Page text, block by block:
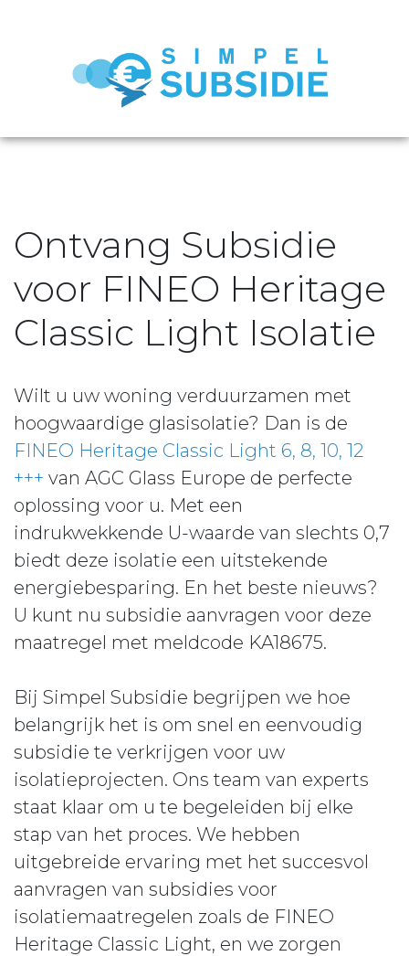
Ontvang Subsidie
voor FINEO Heritage
Classic Light Isolatie
Wilt u uw woning verduurzamen met
hoogwaardige glasisolatie? Dan is de
FINEO Heritage Classic Light 6, 8, 10, 12
+++ van AGC Glass Europe de perfecte
oplossing voor u. Met een
indrukwekkende U-waarde van slechts 0,7
biedt deze isolatie een uitstekende
energiebesparing. En het beste nieuws?
U kunt nu subsidie aanvragen voor deze
maatregel met meldcode KA18675.
Bij Simpel Subsidie begrijpen we hoe
belangrijk het is om snel en eenvoudig
subsidie te verkrijgen voor uw
isolatieprojecten. Ons team van experts
staat klaar om u te begeleiden bij elke
stap van het proces. We hebben
uitgebreide ervaring met het succesvol
aanvragen van subsidies voor
isolatiemaatregelen zoals de FINEO
Heritage Classic Light, en we zorgen